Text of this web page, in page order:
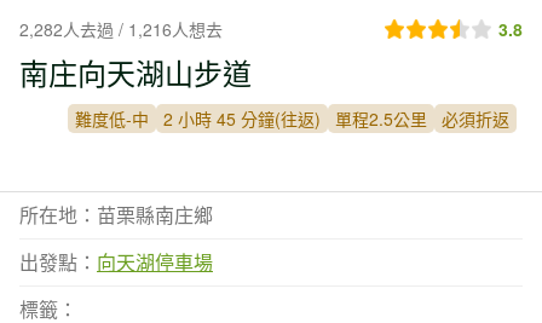
2,282人去過 / 1,216人想去 3.8
南庄向天湖山步道
難度低-中 2 小時 45 分鐘(往返) 單程2.5公里 必須折返
所在地：苗栗縣南庄鄉
出發點： 向天湖停車場
標籤：